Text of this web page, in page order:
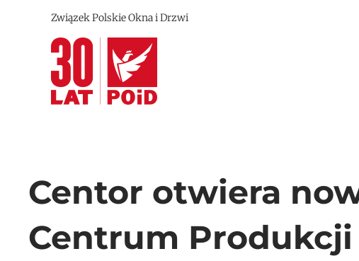
Związek Polskie Okna i Drzwi
Centor otwiera
Centrum